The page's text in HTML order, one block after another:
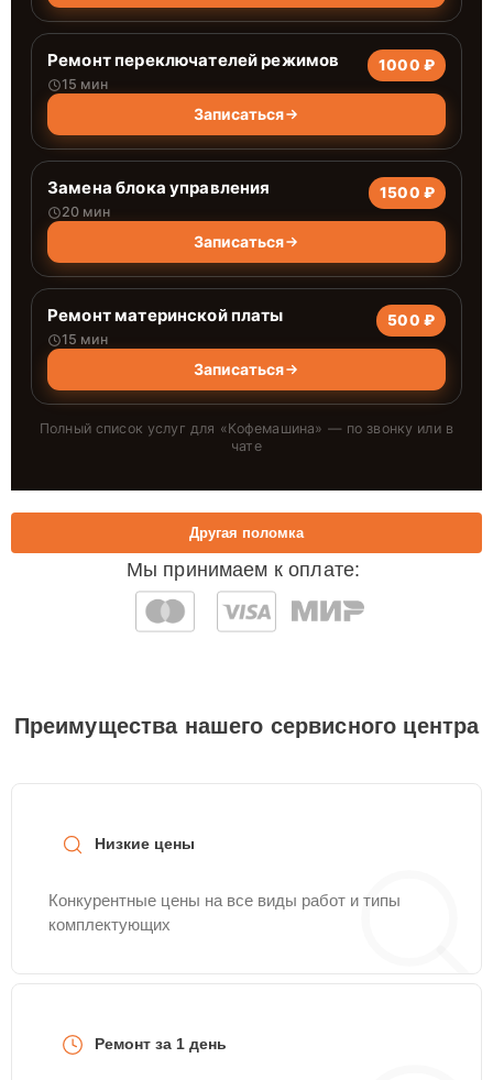
Ремонт переключателей режимов
15 мин
1000 ₽
Записаться
Замена блока управления
20 мин
1500 ₽
Записаться
Ремонт материнской платы
15 мин
500 ₽
Записаться
Полный список услуг для «Кофемашина» — по звонку или в
чате
Мы принимаем к оплате:
Другая поломка
Преимущества нашего сервисного центра
Низкие цены
Конкурентные цены на все виды работ и типы
комплектующих
Ремонт за 1 день